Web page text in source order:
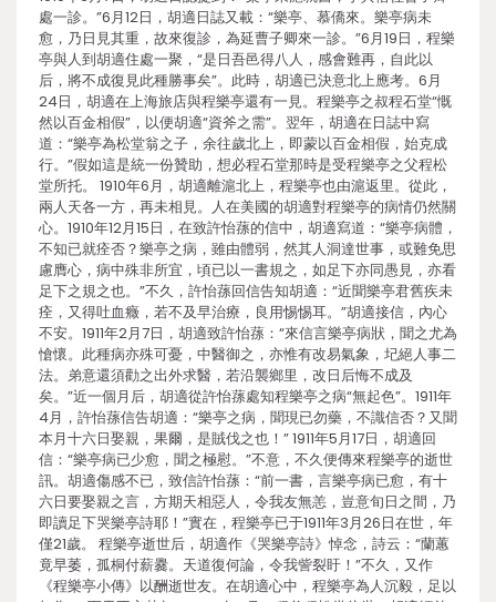
處一診。”6月12日，胡適日誌又載：“樂亭、慕僑來。樂亭病未
愈，乃日見其重，故來復診，為延曹子卿來一診。”6月19日，程樂
亭與人到胡適住處一聚，“是日吾邑得八人，感會難再，自此以
后，將不成復見此種勝事矣”。此時，胡適已決意北上應考。6月
24日，胡適在上海旅店與程樂亭還有一見。程樂亭之叔程石堂“慨
然以百金相假”，以便胡適“資斧之需”。翌年，胡適在日誌中寫
道：“樂亭為松堂翁之子，余往歲北上，即蒙以百金相假，始克成
行。”假如這是統一份贊助，想必程石堂那時是受程樂亭之父程松
堂所托。 1910年6月，胡適離滬北上，程樂亭也由滬返里。從此，
兩人天各一方，再未相見。人在美國的胡適對程樂亭的病情仍然關
心。1910年12月15日，在致許怡蓀的信中，胡適寫道：“樂亭病體，
不知已就痊否？樂亭之病，雖由體弱，然其人洞達世事，或難免思
慮膺心，病中殊非所宜，頃已以一書規之，如足下亦同愚見，亦看
足下之規之也。”不久，許怡蓀回信告知胡適：“近聞樂亭君舊疾未
痊，又得吐血癥，若不及早治療，良用惕惕耳。”胡適接信，內心
不安。1911年2月7日，胡適致許怡蓀：“來信言樂亭病狀，聞之尤為
愴懷。此種病亦殊可憂，中醫御之，亦惟有改易氣象，圮絕人事二
法。弟意還須勸之出外求醫，若沿襲鄉里，改日后悔不成及
矣。”近一個月后，胡適從許怡蓀處知程樂亭之病“無起色”。1911年
4月，許怡蓀信告胡適：“樂亭之病，聞現已勿藥，不識信否？又聞
本月十六日娶親，果爾，是賊伐之也！” 1911年5月17日，胡適回
信：“樂亭病已少愈，聞之極慰。”不意，不久便傳來程樂亭的逝世
訊。胡適傷感不已，致信許怡蓀：“前一書，言樂亭病已愈，有十
六日要娶親之言，方期天相惡人，令我友無恙，豈意旬日之間，乃
即讀足下哭樂亭詩耶！”實在，程樂亭已于1911年3月26日在世，年
僅21歲。 程樂亭逝世后，胡適作《哭樂亭詩》悼念，詩云：“蘭蕙
竟早萎，孤桐付薪爨。天道復何論，令我訾裂盱！”不久，又作
《程樂亭小傳》以酬逝世友。在胡適心中，程樂亭為人沉毅，足以